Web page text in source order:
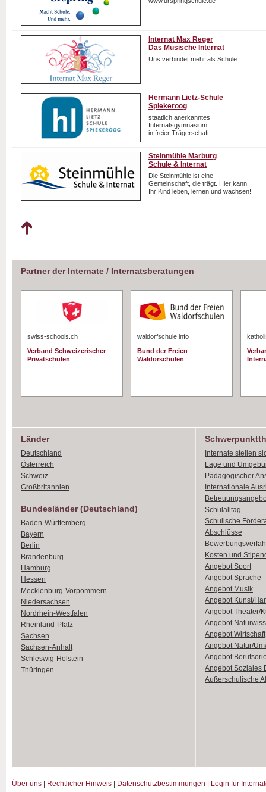
Internat Max Reger
Das Musische Internat
Uns verbindet mehr als Schule
Hermann Lietz-Schule
Spiekeroog
staatlich anerkanntes
Internatsgymnasium
in freier Trägerschaft
Steinmühle Marburg
Schule & Internat
Die Steinmühle ist eine
Gemeinschaft, die trägt. Hier kann
Ihr Kind leben, lernen und wachsen!
Partner der Internate / Internatsberatungen
swiss-schools.ch
Verband Schweizerischer
Privatschulen
waldorfschule.info
Bund der Freien
Waldorschulen
Länder
Deutschland
Österreich
Schweiz
Großbritannien
Bundesländer (Deutschland)
Baden-Württemberg
Bayern
Berlin
Brandenburg
Hamburg
Hessen
Mecklenburg-Vorpommern
Niedersachsen
Nordrhein-Westfalen
Rheinland-Pfalz
Sachsen
Sachsen-Anhalt
Schleswig-Holstein
Thüringen
Internate stellen
Lage und
Pädagogischer
Internationale
Schulalltag
Schulische
Abschlüsse
Kosten und
Angebot Sport
Angebot Sprache
Angebot Musik
Angebot Kunst/
Angebot Theater/
Angebot
Angebot Wirtschaft
Angebot Natur/
Angebot
Angebot Soziales
Außerschulische
Über uns Rechtlicher Hinweis Datenschutzbestimmungen Login für